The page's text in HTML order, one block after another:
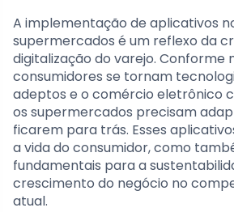
A implementação de aplicativos
supermercados é um reflexo da
digitalização do varejo. Conforme
consumidores se tornam
adeptos e o comércio eletrônico
os supermercados precisam
ficarem para trás. Esses
a vida do consumidor, como
fundamentais para a
crescimento do negócio no
atual.